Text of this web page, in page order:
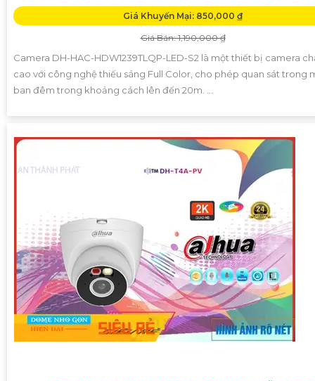
Giá Khuyến Mại: 850,000 ₫
Giá Bán: 1,190,000 ₫
Camera DH-HAC-HDW1239TLQP-LED-S2 là một thiết bị camera
cao với công nghệ thiếu sáng Full Color, cho phép quan sát trong
ban đêm trong khoảng cách lên đến 20m. ...